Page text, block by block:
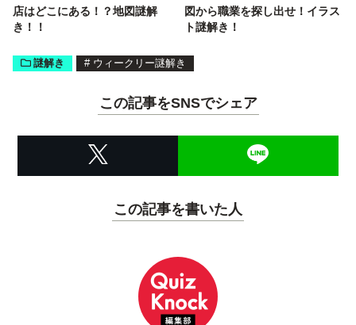
店はどこにある！？地図謎解
き！！
図から職業を探し出せ！イラス
ト謎解き！
謎解き # ウィークリー謎解き
この記事をSNSでシェア
この記事を書いた人